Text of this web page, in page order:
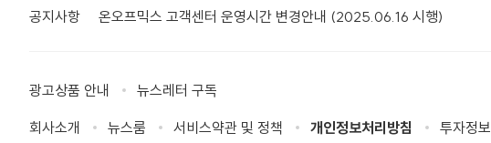
공지사항 온오프믹스 고객센터 운영시간 변경안내 (2025.06.16 시행)
광고상품 안내 뉴스레터 구독
회사소개 뉴스룸 서비스약관 및 정책 개인정보처리방침 투자정보